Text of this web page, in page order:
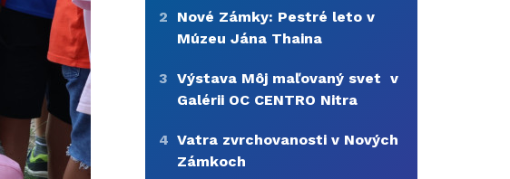
2
Nové Zámky: Pestré leto v
Múzeu Jána Thaina
3 Výstava Môj maľovaný svet v
Galérii OC CENTRO Nitra
4 Vatra zvrchovanosti v Nových
Zámkoch